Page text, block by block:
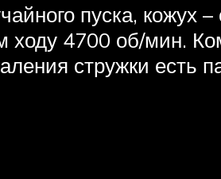
пуска, кожух
ходу 4700 об/мин.
стружки есть